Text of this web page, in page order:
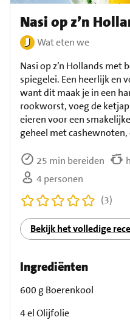
Nasi op z’n
Wat eten we
Nasi op z’n Hollands met
spiegelei. Een heerlijk en
want dit maak je in een
rookworst, voeg de
eieren voor een
geheel met
25 min bereiden
4 personen
(3)
Bekijk het volledige
Ingrediënten
600 g Boerenkool
4 el Olijfolie